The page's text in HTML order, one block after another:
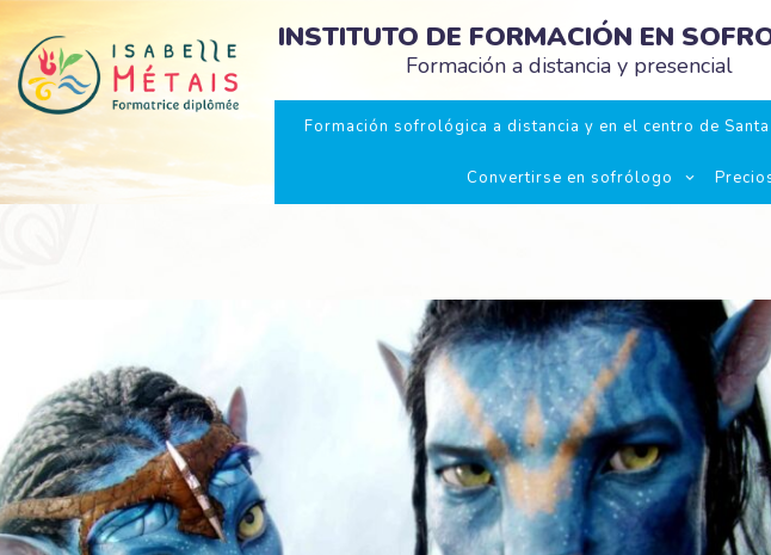
INSTITUTO DE FORMACIÓN EN
Formación a distancia y presencial
Formación sofrológica a distancia y en el centro de Santa
Convertirse en sofrólogo